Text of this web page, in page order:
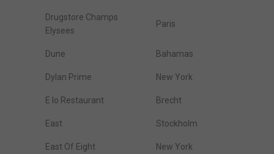
Drugstore Champs
Elysees
Paris
Dune Bahamas
Dylan Prime New York
E Io Restaurant Brecht
East Stockholm
East Of Eight New York